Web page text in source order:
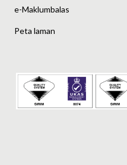
e-Maklumbalas
Peta laman